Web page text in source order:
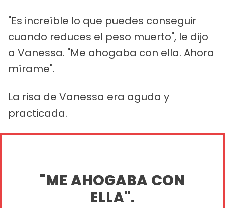
"Es increíble lo que puedes conseguir
cuando reduces el peso muerto", le dijo
a Vanessa. "Me ahogaba con ella. Ahora
mírame".
La risa de Vanessa era aguda y
practicada.
"ME AHOGABA CON
ELLA".